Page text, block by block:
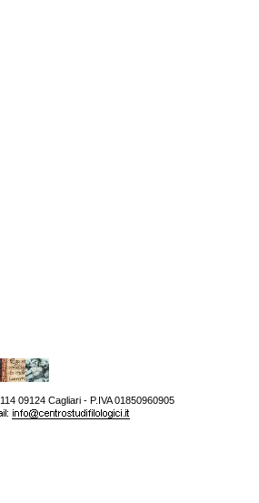
09124 Cagliari - P.IVA 01850960905